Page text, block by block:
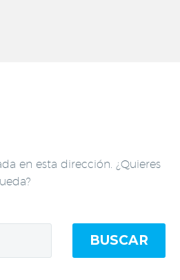
en esta dirección. ¿Quieres
BUSCAR